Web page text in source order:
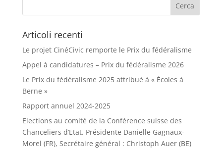
Articoli recenti
Le projet CinéCivic remporte le Prix du fédéralisme
Appel à candidatures – Prix du fédéralisme 2026
Le Prix du fédéralisme 2025 attribué à « Écoles à
Berne »
Rapport annuel 2024-2025
Elections au comité de la Conférence suisse des
Chanceliers d’Etat. Présidente Danielle Gagnaux-
Morel (FR), Secrétaire général : Christoph Auer (BE)